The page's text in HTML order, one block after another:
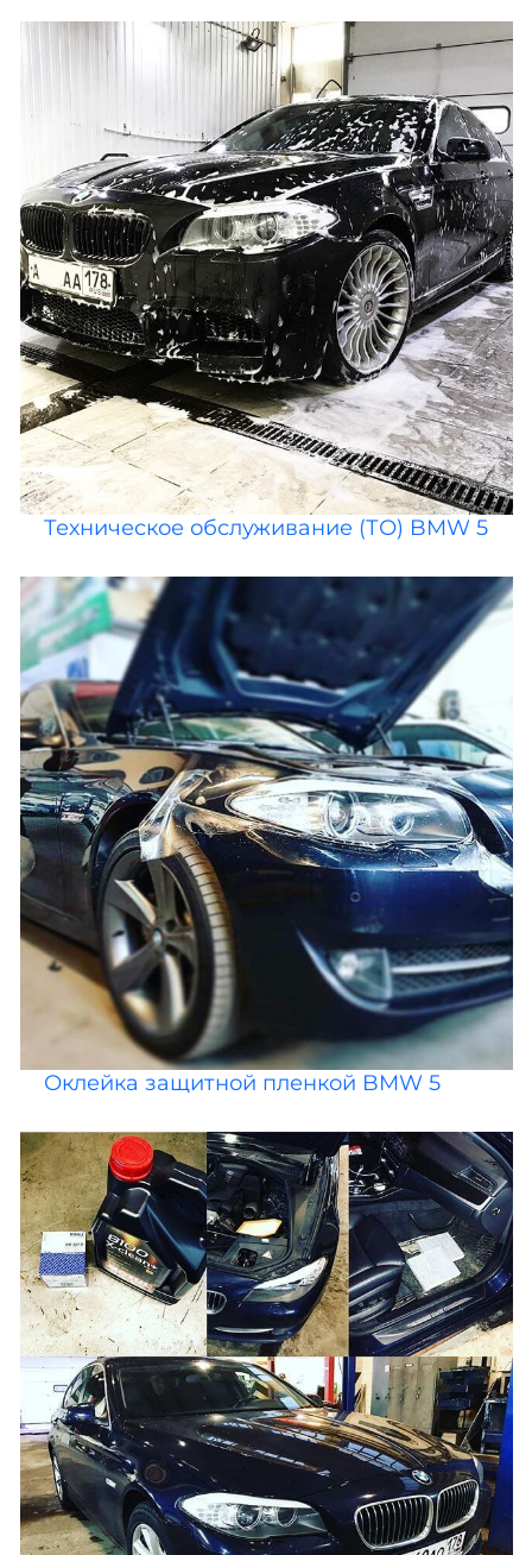
Техническое обслуживание (ТО) BMW 5
Оклейка защитной пленкой BMW 5